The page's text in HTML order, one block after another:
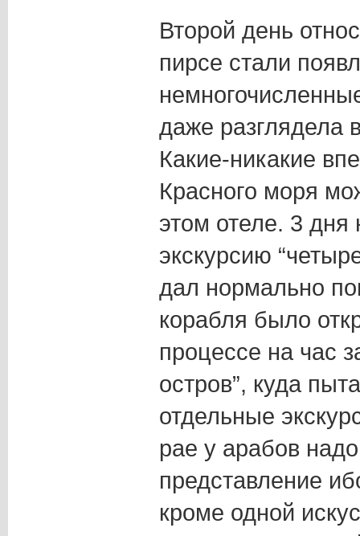
Второй день
пирсе стали
даже разглядела
Какие-никакие
Красного моря
этом отеле. 3 дня
экскурсию
дал нормально
корабля было
процессе на час
остров”, куда
отдельные
рае у арабов
представление
кроме одной